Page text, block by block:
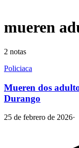
mueren
2 notas
Policiaca
Mueren dos
Durango
25 de febrero de 2026·